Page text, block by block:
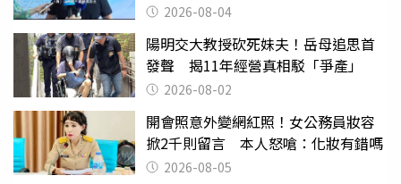
2026-08-04
陽明交大教授砍死妹夫！岳母追思首
發聲 揭11年經營真相駁「爭產」
2026-08-02
開會照意外變網紅照！女公務員妝容
掀2千則留言 本人怒嗆：化妝有錯嗎
2026-08-05